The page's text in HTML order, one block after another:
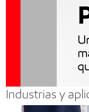
Industrias y